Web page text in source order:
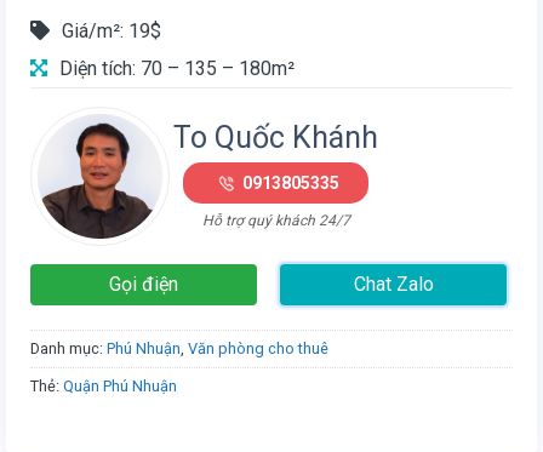
Giá/m²: 19$
Diện tích: 70 – 135 – 180m²
To Quốc Khánh
0913805335
Hỗ trợ quý khách 24/7
Gọi điện Chat Zalo
Danh mục: Phú Nhuận, Văn phòng cho thuê
Thẻ: Quận Phú Nhuận